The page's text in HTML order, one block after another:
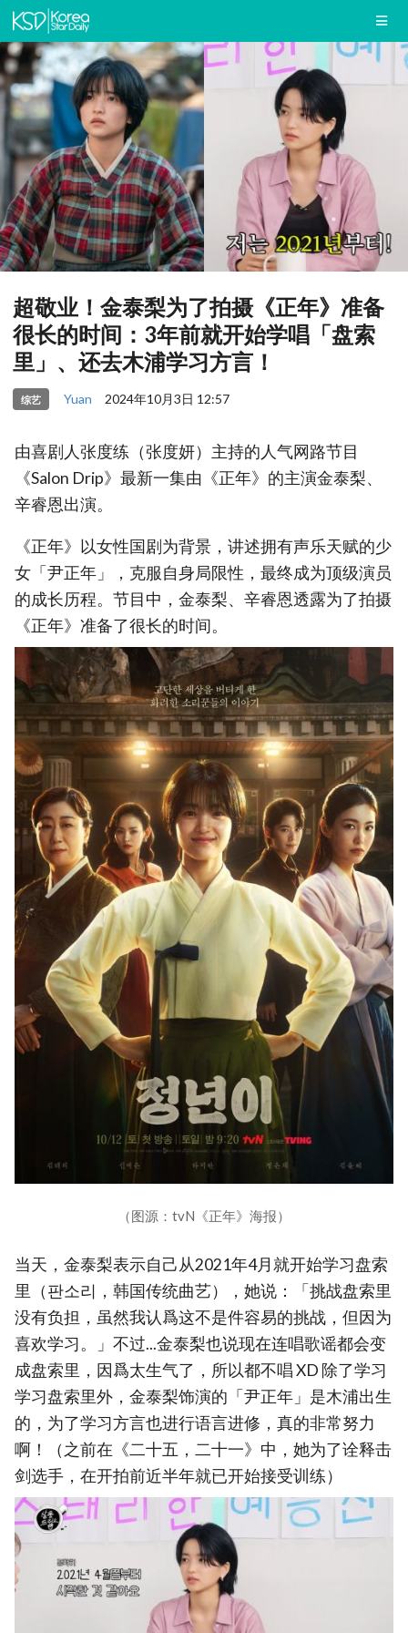
超敬业！金泰梨为了拍摄《正年》准备
很长的时间：3年前就开始学唱「盘索
里」、还去木浦学习方言！
综艺 Yuan 2024年10月3日 12:57
由喜剧人张度练（张度妍）主持的人气网路节目
《Salon Drip》最新一集由《正年》的主演金泰梨、
辛睿恩出演。
《正年》以女性国剧为背景，讲述拥有声乐天赋的少
女「尹正年」，克服自身局限性，最终成为顶级演员
的成长历程。节目中，金泰梨、辛睿恩透露为了拍摄
《正年》准备了很长的时间。
（图源：tvN《正年》海报）
当天，金泰梨表示自己从2021年4月就开始学习盘索
里（판소리，韩国传统曲艺），她说：「挑战盘索里
没有负担，虽然我认爲这不是件容易的挑战，但因为
喜欢学习。」不过...金泰梨也说现在连唱歌谣都会变
成盘索里，因爲太生气了，所以都不唱 XD 除了学习
学习盘索里外，金泰梨饰演的「尹正年」是木浦出生
的，为了学习方言也进行语言进修，真的非常努力
啊！（之前在《二十五，二十一》中，她为了诠释击
剑选手，在开拍前近半年就已开始接受训练）